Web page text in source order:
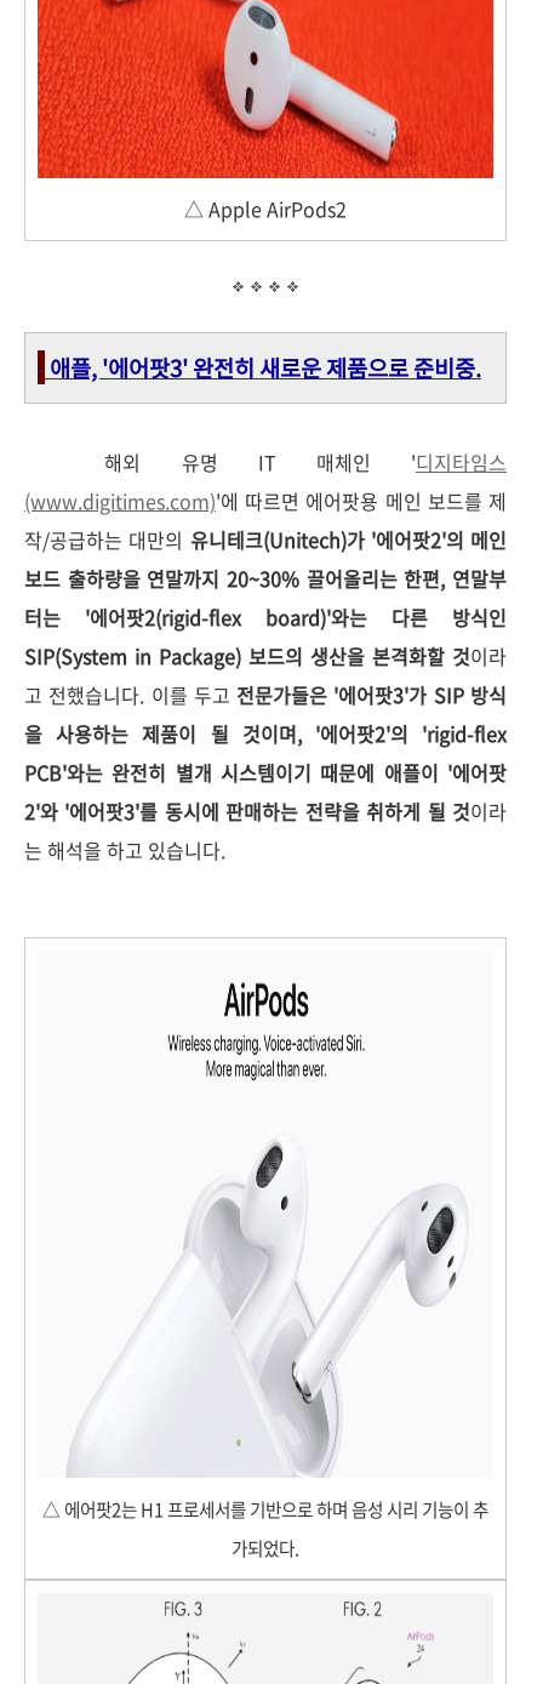
△ Apple AirPods2
-애플, '에어팟3' 완전히 새로운 제품으로 준비중.
해외 유명 IT 매체인 '디지타임스
(www.digitimes.com)'에 따르면 에어팟용 메인 보드를 제
작/공급하는 대만의 유니테크(Unitech)가 '에어팟2'의 메인
보드 출하량을 연말까지 20~30% 끌어올리는 한편, 연말부
터는 '에어팟2(rigid-flex board)'와는 다른 방식인
SIP(System in Package) 보드의 생산을 본격화할 것이라
고 전했습니다. 이를 두고 전문가들은 '에어팟3'가 SIP 방식
을 사용하는 제품이 될 것이며, '에어팟2'의 'rigid-flex
PCB'와는 완전히 별개 시스템이기 때문에 애플이 '에어팟
2'와 '에어팟3'를 동시에 판매하는 전략을 취하게 될 것이라
는 해석을 하고 있습니다.
△ 에어팟2는 H1 프로세서를 기반으로 하며 음성 시리 기능이 추
가되었다.